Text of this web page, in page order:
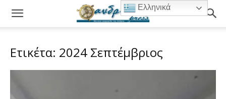
Ετικέτα: 2024 Σεπτέμβριος
Ελληνικά